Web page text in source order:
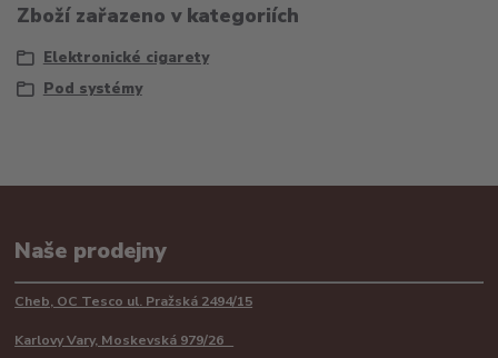
Zboží zařazeno v kategoriích
Elektronické cigarety
Pod systémy
Naše prodejny
Cheb, OC Tesco ul. Pražská 2494/15
Karlovy Vary, Moskevská 979/26